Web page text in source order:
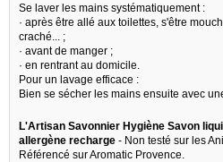
Se laver les mains systématiquement :
· après être allé aux toilettes, s'être
craché... ;
· avant de manger ;
· en rentrant au domicile.
Pour un lavage efficace :
Bien se sécher les mains ensuite avec
L'Artisan Savonnier Hygiène Savon
allergène recharge - Non testé sur les
Référencé sur Aromatic Provence.